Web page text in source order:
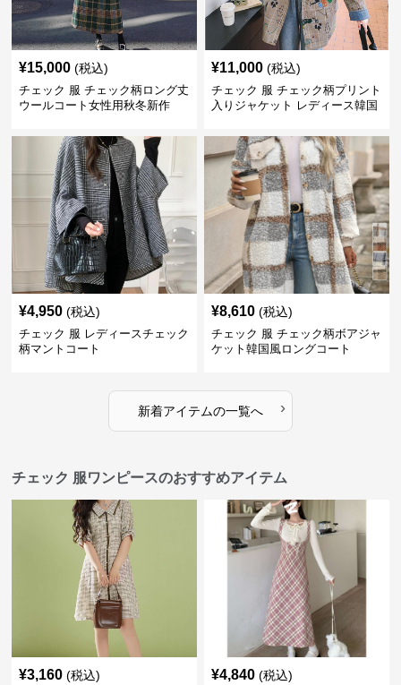
¥15,000 (税込)
チェック 服 チェック柄ロング丈
ウールコート女性用秋冬新作
¥11,000 (税込)
チェック 服 チェック柄プリント
入りジャケット レディース韓国
¥4,950 (税込)
チェック 服 レディースチェック
柄マントコート
¥8,610 (税込)
チェック 服 チェック柄ボアジャ
ケット韓国風ロングコート
新着アイテムの一覧へ ›
チェック 服ワンピースのおすすめアイテム
¥3,160 (税込) ¥4,840 (税込)